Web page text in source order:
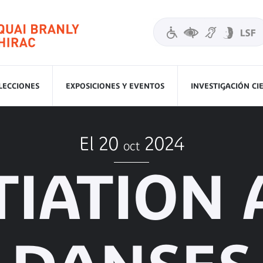
EXPOSICIONES Y EVENTOS INVESTIGACIÓN
El 20 oct 2024